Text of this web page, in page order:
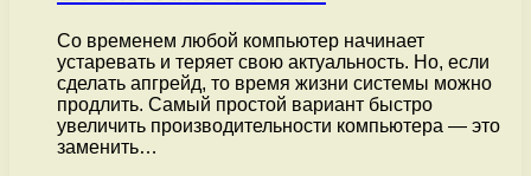
Со временем любой компьютер начинает
устаревать и теряет свою актуальность. Но, если
сделать апгрейд, то время жизни системы можно
продлить. Самый простой вариант быстро
увеличить производительности компьютера — это
заменить…